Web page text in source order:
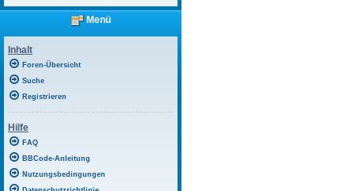
Menü
Inhalt
Foren-Übersicht
Suche
Registrieren
Hilfe
FAQ
BBCode-Anleitung
Nutzungsbedingungen